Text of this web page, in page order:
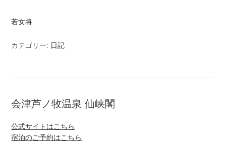
若女将
カテゴリー: 日記
会津芦ノ牧温泉 仙峡閣
公式サイトはこちら
宿泊のご予約はこちら